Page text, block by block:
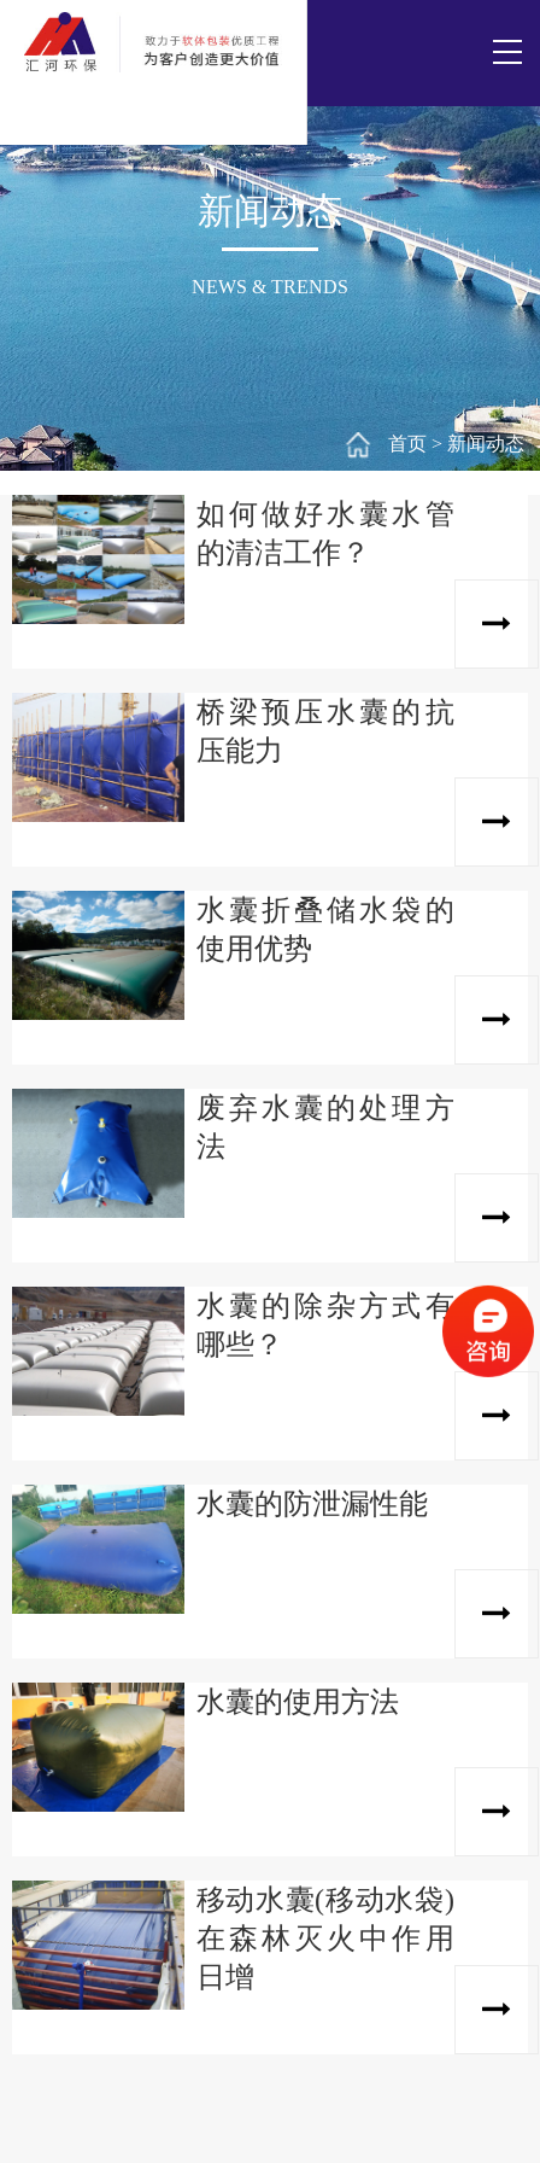
首页> 新闻动态
新闻动态
NEWS & TRENDS
如何做好水囊水管
的清洁工作？
桥梁预压水囊的抗
压能力
水囊折叠储水袋的
使用优势
废弃水囊的处理方
法
水囊的除杂方式有
哪些？
水囊的防泄漏性能
水囊的使用方法
移动水囊(移动水袋)
在森林灭火中作用
日增